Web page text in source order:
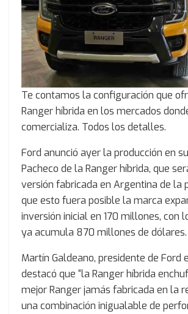
Te contamos la configuración que
Ranger híbrida en los mercados
comercializa. Todos los detalles.
Ford anunció ayer la producción en
Pacheco de la Ranger híbrida, que
versión fabricada en Argentina de la
que esto fuera posible la marca
inversión inicial en 170 millones, con
ya acumula 870 millones de dólares.
Martín Galdeano, presidente de Ford
destacó que “la Ranger híbrida
mejor Ranger jamás fabricada en la
una combinación inigualable de